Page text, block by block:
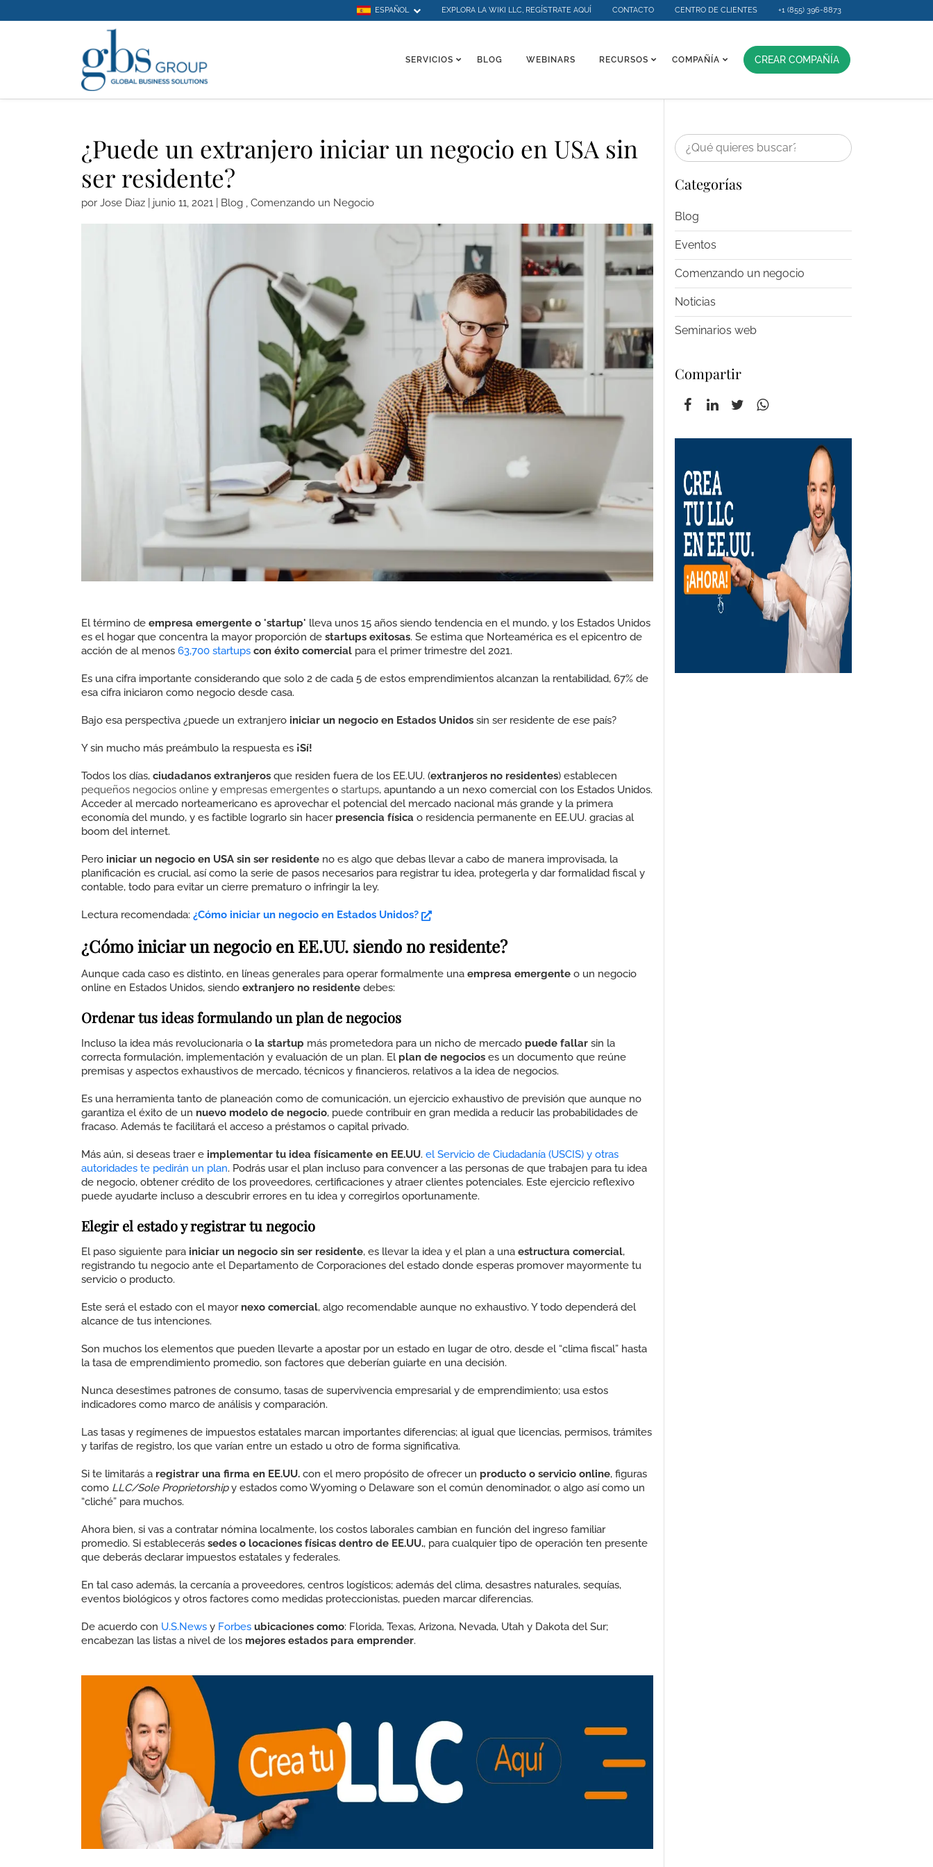
ESPAÑOL EXPLORA LA WIKI LLC, REGÍSTRATE AQUÍ CONTACTO CENTRO DE CLIENTES +1 (855) 396-8873
SERVICIOS BLOG WEBINARS RECURSOS COMPAÑÍA CREAR COMPAÑÍA
¿Puede un extranjero iniciar un negocio en USA sin
ser residente?
por Jose Diaz junio 11, 2021 Blog , Comenzando un Negocio
El término de empresa emergente o 'startup' lleva unos 15 años siendo tendencia en el mundo, y los Estados Unidos
es el hogar que concentra la mayor proporción de startups exitosas. Se estima que Norteamérica es el epicentro de
acción de al menos 63,700 startups con éxito comercial para el primer trimestre del 2021.
Es una cifra importante considerando que solo 2 de cada 5 de estos emprendimientos alcanzan la rentabilidad, 67% de
esa cifra iniciaron como negocio desde casa.
Bajo esa perspectiva ¿puede un extranjero iniciar un negocio en Estados Unidos sin ser residente de ese país?
Y sin mucho más preámbulo la respuesta es ¡Sí!
Todos los días, ciudadanos extranjeros que residen fuera de los EE.UU. (extranjeros no residentes) establecen
pequeños negocios online y empresas emergentes o startups, apuntando a un nexo comercial con los Estados Unidos.
Acceder al mercado norteamericano es aprovechar el potencial del mercado nacional más grande y la primera
economía del mundo, y es factible lograrlo sin hacer presencia física o residencia permanente en EE.UU. gracias al
boom del internet.
Pero iniciar un negocio en USA sin ser residente no es algo que debas llevar a cabo de manera improvisada, la
planificación es crucial, así como la serie de pasos necesarios para registrar tu idea, protegerla y dar formalidad fiscal y
contable, todo para evitar un cierre prematuro o infringir la ley.
Lectura recomendada: ¿Cómo iniciar un negocio en Estados Unidos?
¿Cómo iniciar un negocio en EE.UU. siendo no residente?
Aunque cada caso es distinto, en líneas generales para operar formalmente una empresa emergente o un negocio
online en Estados Unidos, siendo extranjero no residente debes:
Ordenar tus ideas formulando un plan de negocios
Incluso la idea más revolucionaria o la startup más prometedora para un nicho de mercado puede fallar sin la
correcta formulación, implementación y evaluación de un plan. El plan de negocios es un documento que reúne
premisas y aspectos exhaustivos de mercado, técnicos y financieros, relativos a la idea de negocios.
Es una herramienta tanto de planeación como de comunicación, un ejercicio exhaustivo de previsión que aunque no
garantiza el éxito de un nuevo modelo de negocio, puede contribuir en gran medida a reducir las probabilidades de
fracaso. Además te facilitará el acceso a préstamos o capital privado.
Más aún, si deseas traer e implementar tu idea físicamente en EE.UU. el Servicio de Ciudadanía (USCIS) y otras
autoridades te pedirán un plan. Podrás usar el plan incluso para convencer a las personas de que trabajen para tu idea
de negocio, obtener crédito de los proveedores, certificaciones y atraer clientes potenciales. Este ejercicio reflexivo
puede ayudarte incluso a descubrir errores en tu idea y corregirlos oportunamente.
Elegir el estado y registrar tu negocio
El paso siguiente para iniciar un negocio sin ser residente, es llevar la idea y el plan a una estructura comercial,
registrando tu negocio ante el Departamento de Corporaciones del estado donde esperas promover mayormente tu
servicio o producto.
Este será el estado con el mayor nexo comercial, algo recomendable aunque no exhaustivo. Y todo dependerá del
alcance de tus intenciones.
Son muchos los elementos que pueden llevarte a apostar por un estado en lugar de otro, desde el “clima fiscal” hasta
la tasa de emprendimiento promedio, son factores que deberían guiarte en una decisión.
Nunca desestimes patrones de consumo, tasas de supervivencia empresarial y de emprendimiento; usa estos
indicadores como marco de análisis y comparación.
Las tasas y regímenes de impuestos estatales marcan importantes diferencias; al igual que licencias, permisos, trámites
y tarifas de registro, los que varían entre un estado u otro de forma significativa.
Si te limitarás a registrar una firma en EE.UU. con el mero propósito de ofrecer un producto o servicio online, figuras
como LLC/Sole Proprietorshipy estados como Wyoming o Delaware son el común denominador, o algo así como un
“cliché” para muchos.
Ahora bien, si vas a contratar nómina localmente, los costos laborales cambian en función del ingreso familiar
promedio. Si establecerás sedes o locaciones físicas dentro de EE.UU., para cualquier tipo de operación ten presente
que deberás declarar impuestos estatales y federales.
En tal caso además, la cercanía a proveedores, centros logísticos; además del clima, desastres naturales, sequías,
eventos biológicos y otros factores como medidas proteccionistas, pueden marcar diferencias.
De acuerdo con U.S.News y Forbes ubicaciones como: Florida, Texas, Arizona, Nevada, Utah y Dakota del Sur;
encabezan las listas a nivel de los mejores estados para emprender.
Categorías
Blog
Eventos
Comenzando un negocio
Noticias
Seminarios web
Compartir